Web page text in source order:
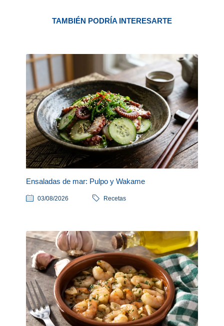
TAMBIÉN PODRÍA INTERESARTE
Ensaladas de mar: Pulpo y Wakame
03/08/2026 Recetas